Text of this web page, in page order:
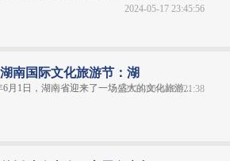
2024-05-17 23:45:56
南国际文化旅游节：湖
6月1日，湖南省迎来了一场盛大的文化旅游...
2024-06-04 20:21:38